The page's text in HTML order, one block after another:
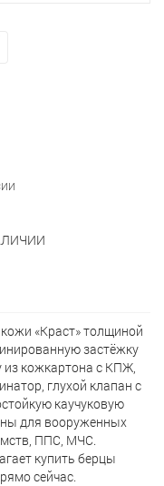
«Краст» толщиной
застёжку
из кожкартона с КПЖ,
глухой клапан с
каучуковую
для вооруженных
ППС, МЧС.
кyпить берцы
сейчас.